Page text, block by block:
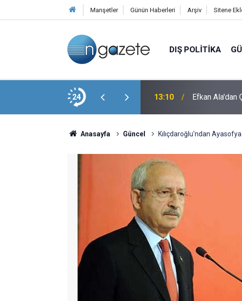
Manşetler Günün Haberleri Arşiv Sitene
DIŞ POLITIKA
24 13:10 Efkan Ala'dan
Anasayfa Güncel Kılıçdaroğlu'ndan